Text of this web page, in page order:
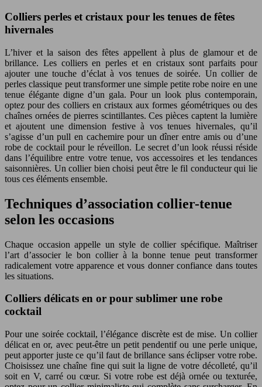
Colliers perles et cristaux pour les tenues de fêtes
hivernales
L’hiver et la saison des fêtes appellent à plus de glamour et de
brillance. Les colliers en perles et en cristaux sont parfaits pour
ajouter une touche d’éclat à vos tenues de soirée. Un collier de
perles classique peut transformer une simple petite robe noire en une
tenue élégante digne d’un gala. Pour un look plus contemporain,
optez pour des colliers en cristaux aux formes géométriques ou des
chaînes ornées de pierres scintillantes. Ces pièces captent la lumière
et ajoutent une dimension festive à vos tenues hivernales, qu’il
s’agisse d’un pull en cachemire pour un dîner entre amis ou d’une
robe de cocktail pour le réveillon. Le secret d’un look réussi réside
dans l’équilibre entre votre tenue, vos accessoires et les tendances
saisonnières. Un collier bien choisi peut être le fil conducteur qui lie
tous ces éléments ensemble.
Techniques d’association collier-tenue
selon les occasions
Chaque occasion appelle un style de collier spécifique. Maîtriser
l’art d’associer le bon collier à la bonne tenue peut transformer
radicalement votre apparence et vous donner confiance dans toutes
les situations.
Colliers délicats en or pour sublimer une robe
cocktail
Pour une soirée cocktail, l’élégance discrète est de mise. Un collier
délicat en or, avec peut-être un petit pendentif ou une perle unique,
peut apporter juste ce qu’il faut de brillance sans éclipser votre robe.
Choisissez une chaîne fine qui suit la ligne de votre décolleté, qu’il
soit en V, carré ou cœur. Si votre robe est déjà ornée ou texturée,